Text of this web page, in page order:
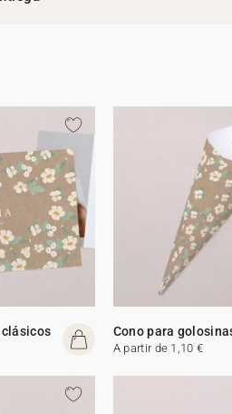
Cono para
A partir de 1,10 €